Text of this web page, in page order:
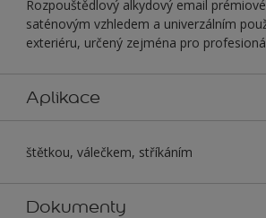
Rozpouštědlový alkydový email
saténovým vzhledem a univerzálním
exteriéru, určený zejména pro
Aplikace
štětkou, válečkem, stříkáním
Dokumenty